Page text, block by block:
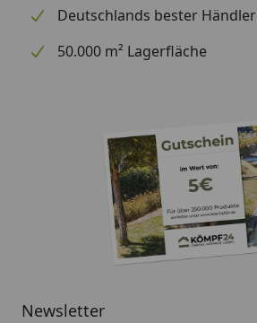
Deutschlands bester Händler
50.000 m² Lagerfläche
Newsletter